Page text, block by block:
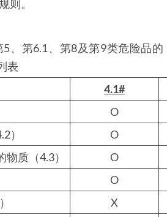
则。
5、第6.1、第8及第9类危险品的
表
4.1#
O
）
O
质（4.3）
O
O
X